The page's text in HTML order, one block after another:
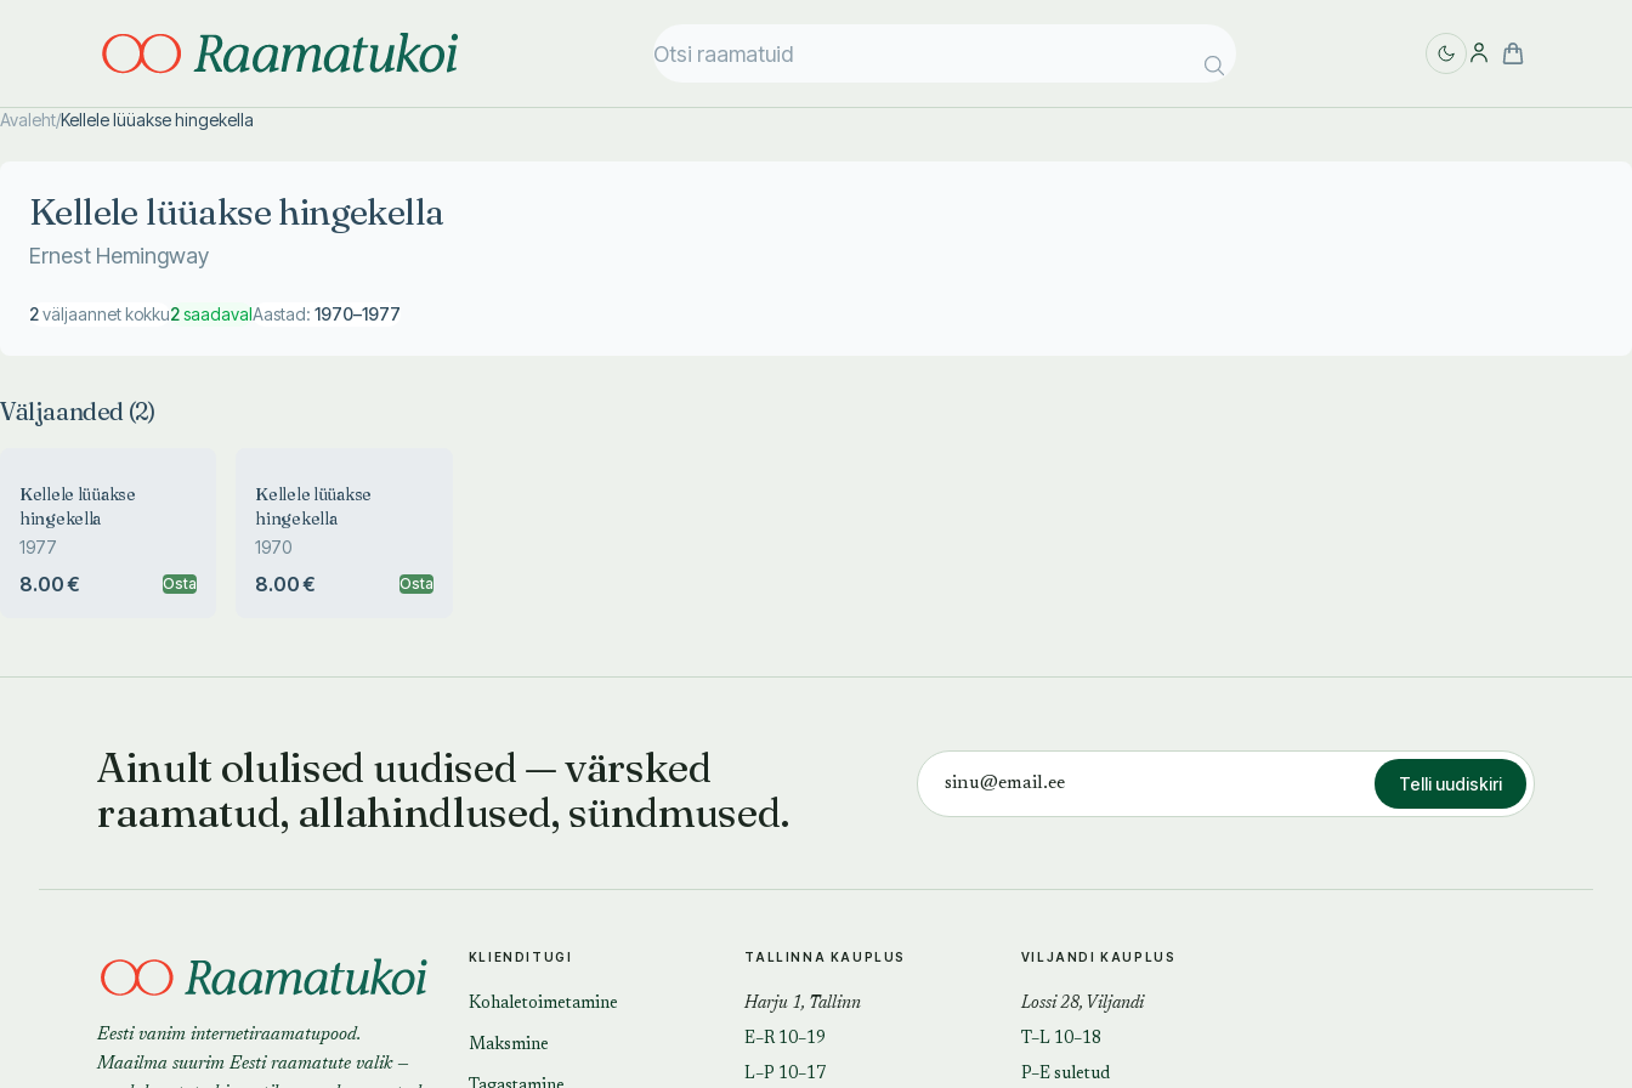
Avaleht/Kellele lüüakse hingekella
Kellele lüüakse hingekella
Ernest Hemingway
2väljaannet kokku2saadavalAastad: 1970–1977
Väljaanded (2)
Kellele lüüakse
hingekella
1977
8.00 € Osta
Kellele lüüakse
hingekella
1970
8.00 € Osta
Ainult olulised uudised — värsked
raamatud, allahindlused, sündmused.
Telli uudiskiri
Eesti vanim internetiraamatupood.
Maailma suurim Eesti raamatute valik —
KLIENDITUGI
Kohaletoimetamine
Maksmine
TALLINNA KAUPLUS
Harju 1, Tallinn
E–R 10–19
L–P 10–17
VILJANDI KAUPLUS
Lossi 28, Viljandi
T–L 10–18
P–E suletud